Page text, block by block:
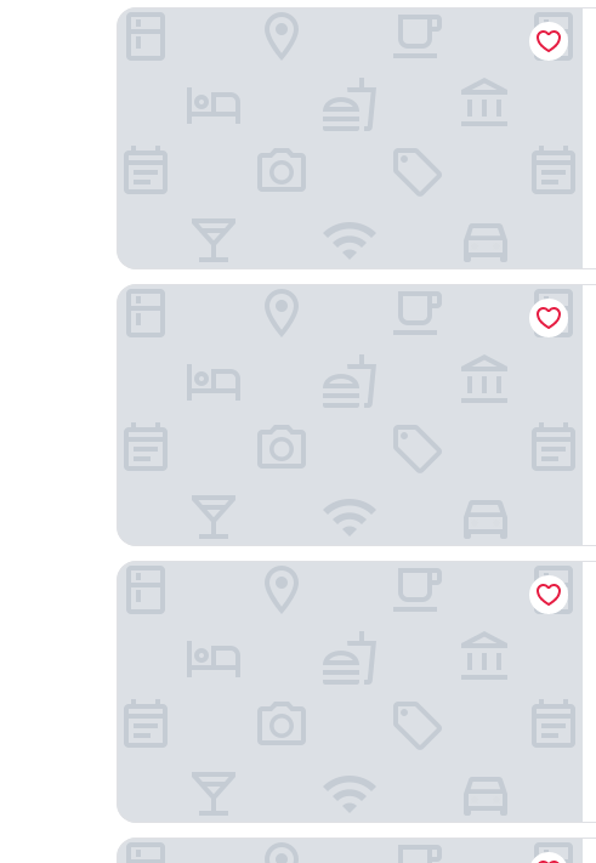
Grand Mercure Yatsugatake Resort & Spa
Richmond Hotel Matsumoto
Kamisuwa Onsen Hotel Shinyu
Candeo Hotels Chino